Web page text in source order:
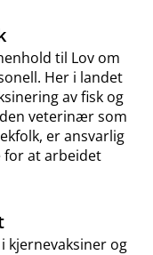
til Lov om
Her i landet
av fisk og
veterinær som
er ansvarlig
for at arbeidet
kjernevaksiner og